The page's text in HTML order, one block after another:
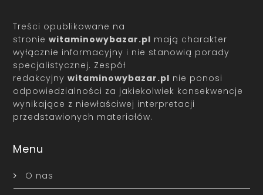
Treści opublikowane na
stroniewitaminowybazar.pl mają charakter
wyłącznie informacyjny i nie stanowią porady
specjalistycznej. Zespół
redakcyjnywitaminowybazar.pl nie ponosi
odpowiedzialności za jakiekolwiek konsekwencje
wynikające z niewłaściwej interpretacji
przedstawionych materiałów.
Menu
O nas